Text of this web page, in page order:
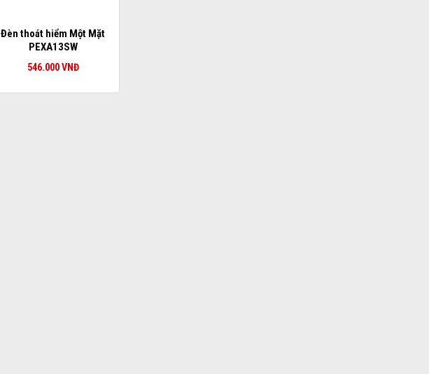
Đèn thoát hiểm Một Mặt
PEXA13SW
546.000VNĐ